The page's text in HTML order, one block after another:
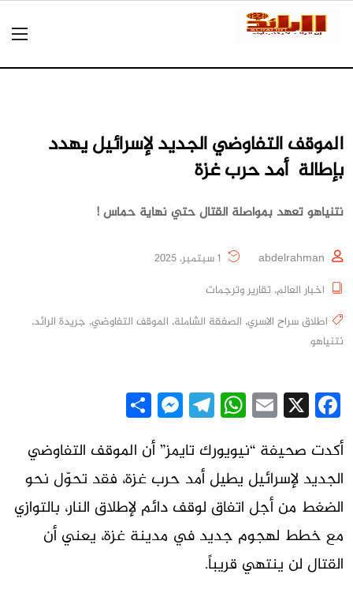
الموقف التفاوضي الجديد لإسرائيل يهدد
بإطالة أمد حرب غزة
نتنياهو تعهد بمواصلة القتال حتي نهاية حماس !
abdelrahman
اخبار العالم, تقارير وترجمات
اطلاق سراح الاسري, الصفقة الشاملة, الموقف التفاوضي, جريدة الرائد,
نتنياهو
Facebook
X
Email
WhatsApp
Telegram
Messenger
أكدت صحيفة “نيويورك تايمز” أن الموقف التفاوضي
الجديد لإسرائيل يطيل أمد حرب غزة، فقد تحوّل نحو
الضغط من أجل اتفاق لوقف دائم لإطلاق النار، بالتوازي
مع خطط لهجوم جديد في مدينة غزة، يعني أن
القتال لن ينتهي قريباً.